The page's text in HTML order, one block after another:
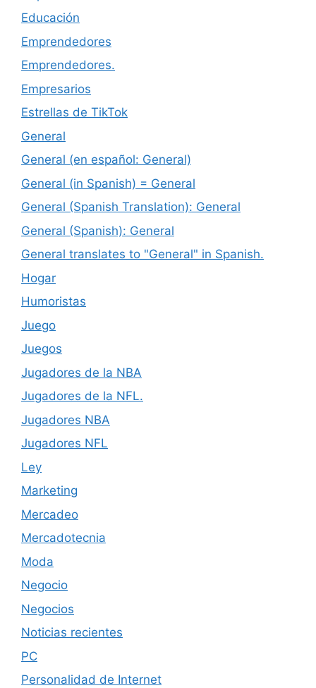
Educación
Emprendedores
Emprendedores.
Empresarios
Estrellas de TikTok
General
General (en español: General)
General (in Spanish) = General
General (Spanish Translation): General
General (Spanish): General
General translates to "General" in Spanish.
Hogar
Humoristas
Juego
Juegos
Jugadores de la NBA
Jugadores de la NFL.
Jugadores NBA
Jugadores NFL
Ley
Marketing
Mercadeo
Mercadotecnia
Moda
Negocio
Negocios
Noticias recientes
PC
Personalidad de Internet